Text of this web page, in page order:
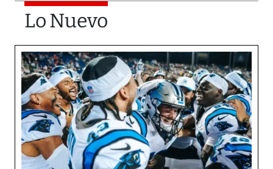
Lo Nuevo